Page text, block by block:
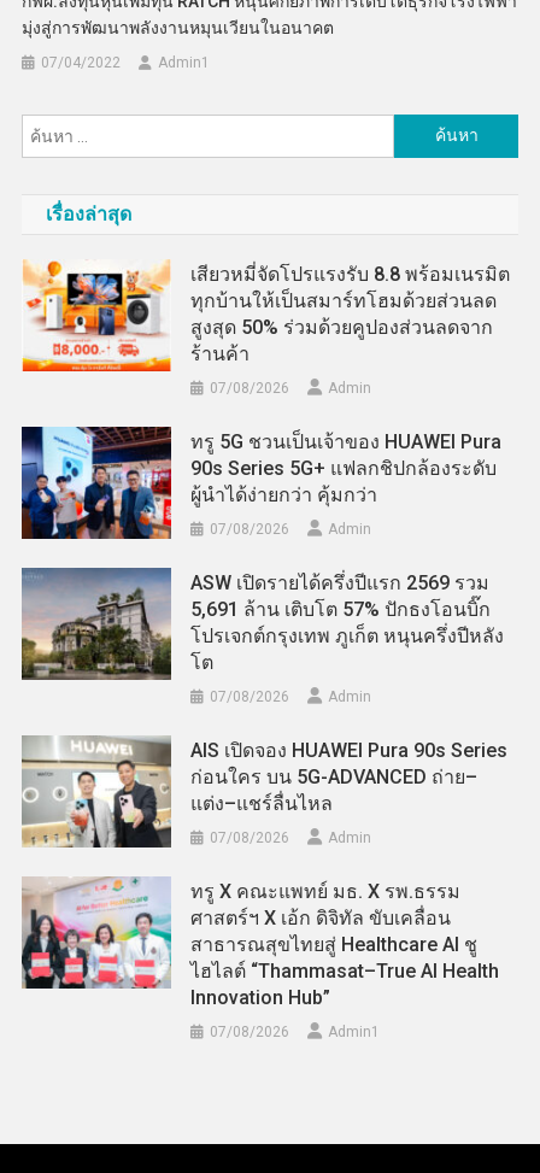
มุ่งสู่การพัฒนาพลังงานหมุนเวียนในอนาคต
07/04/2022 Admin​1
สำหรับ:
เรื่องล่าสุด
เสียวหมี่จัดโปรแรงรับ 8.8 พร้อมเนรมิต
ทุกบ้านให้เป็นสมาร์ทโฮมด้วยส่วนลด
สูงสุด 50% ร่วมด้วยคูปองส่วนลดจาก
ร้านค้า
07/08/2026 Admin
ทรู 5G ชวนเป็นเจ้าของ HUAWEI Pura
90s Series 5G+ แฟลกชิปกล้องระดับ
ผู้นำได้ง่ายกว่า คุ้มกว่า
07/08/2026 Admin
ASW เปิดรายได้ครึ่งปีแรก 2569 รวม
5,691 ล้าน เติบโต 57% ปักธงโอนบิ๊ก
โปรเจกต์กรุงเทพ ภูเก็ต หนุนครึ่งปีหลัง
โต
07/08/2026 Admin
AIS เปิดจอง HUAWEI Pura 90s Series
ก่อนใคร บน 5G-ADVANCED ถ่าย–
แต่ง–แชร์ลื่นไหล
07/08/2026 Admin
ทรู X คณะแพทย์ มธ. X รพ.ธรรม
ศาสตร์ฯ X เอ้ก ดิจิทัล ขับเคลื่อน
สาธารณสุขไทยสู่ Healthcare AI ชู
ไฮไลต์ “Thammasat–True AI Health
Innovation Hub”
07/08/2026 Admin​1